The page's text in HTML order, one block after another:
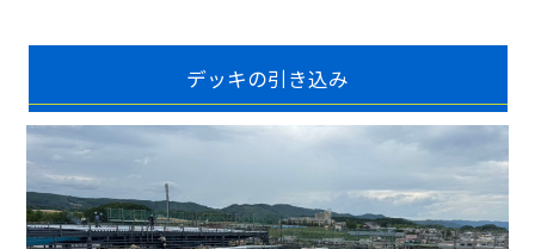
デッキの引き込み